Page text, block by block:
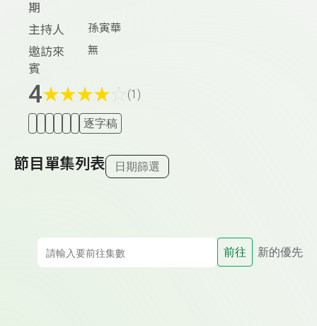
期
主持人 孫寅華
邀訪來
賓
無
4★★★★ (1)
逐字稿
節目單集列表 日期篩選
前往 新的優先